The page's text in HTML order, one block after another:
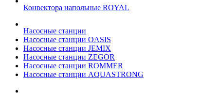
Конвектора напольные ROYAL
Насосные станции
Насосные станции OASIS
Насосные станции JEMIX
Насосные станции ZEGOR
Насосные станции ROMMER
Насосные станции AQUASTRONG